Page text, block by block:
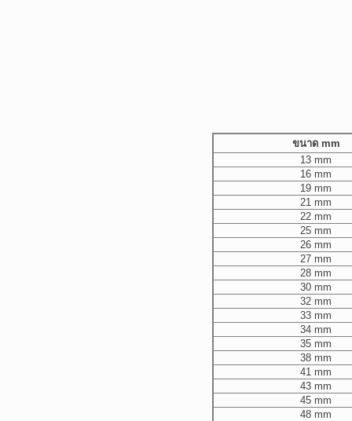
ขนาด mm
13 mm
16 mm
19 mm
21 mm
22 mm
25 mm
26 mm
27 mm
28 mm
30 mm
32 mm
33 mm
34 mm
35 mm
38 mm
41 mm
43 mm
45 mm
48 mm